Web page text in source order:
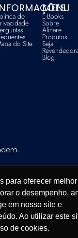
para oferecer melhor
o desempenho,
em nosso site e
Ao utilizar este
de cookies.
para oferecer melhor
o desempenho,
em nosso site e
Ao utilizar este
de cookies.
para oferecer melhor
o desempenho,
em nosso site e
Ao utilizar este
de cookies.
de
do Site
MENU
E-Books
Sobre
Alinare
Produtos
Seja
Blog
de Moda LTDA -
os direitos reservados.